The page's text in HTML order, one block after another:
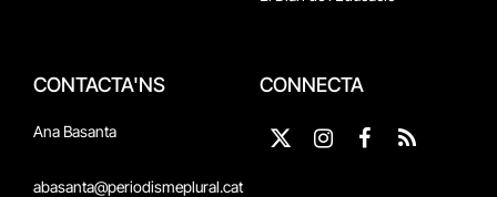
CONTACTA'NS
Ana Basanta
abasanta@periodismeplural.cat
CONNECTA
X
Instagram
Facebook
RSS